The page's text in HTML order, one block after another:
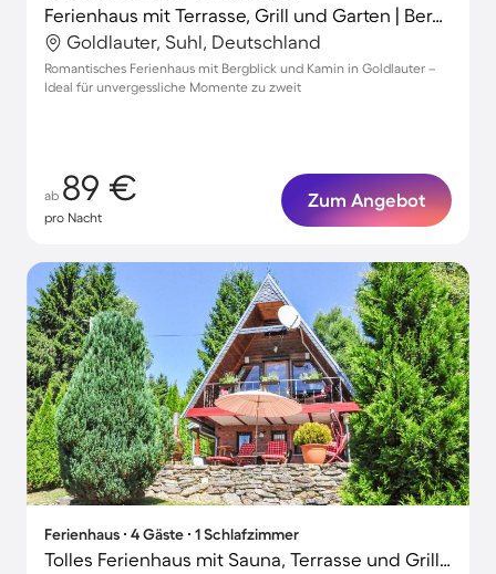
Ferienhaus mit Terrasse, Grill und Garten | Bergblick
Goldlauter, Suhl, Deutschland
Romantisches Ferienhaus mit Bergblick und Kamin in Goldlauter –
Ideal für unvergessliche Momente zu zweit
ab 89 €
pro Nacht
Zum Angebot
Ferienhaus ∙ 4 Gäste ∙ 1 Schlafzimmer
Tolles Ferienhaus mit Sauna, Terrasse und Grill | Naturblick | Haustiere sind willkommen